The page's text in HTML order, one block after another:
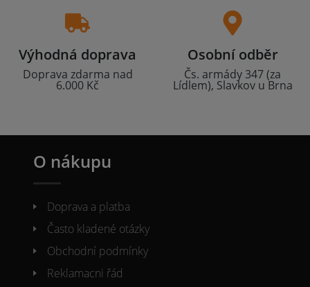
Výhodná doprava
Doprava zdarma nad
6.000 Kč
Osobní odběr
Čs. armády 347 (za
Lídlem), Slavkov u Brna
O nákupu
Doprava a platba
Často kladené otázky
Obchodní podmínky
Reklamacni řád